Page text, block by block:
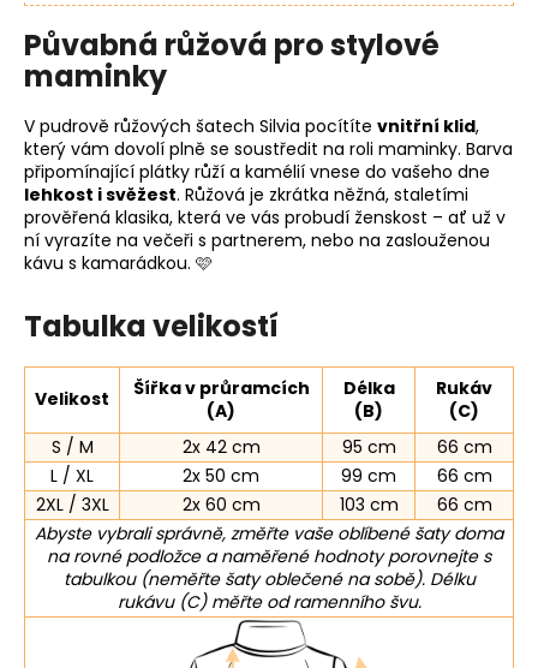
Půvabná růžová pro stylové
maminky
V pudrově růžových šatech Silvia pocítíte vnitřní klid,
který vám dovolí plně se soustředit na roli maminky. Barva
připomínající plátky růží a kamélií vnese do vašeho dne
lehkost i svěžest. Růžová je zkrátka něžná, staletími
prověřená klasika, která ve vás probudí ženskost – ať už v
ní vyrazíte na večeři s partnerem, nebo na zaslouženou
kávu s kamarádkou. 🩷
Tabulka velikostí
Velikost
Šířka v průramcích
(A)
Délka
(B)
Rukáv
(C)
S / M
2x 42 cm 95 cm
66 cm
L / XL
2x 50 cm 99 cm
66 cm
2XL / 3XL
2x 60 cm 103 cm
66 cm
Abyste vybrali správně, změřte vaše oblíbené šaty doma
na rovné podložce a naměřené hodnoty porovnejte s
tabulkou (neměřte šaty oblečené na sobě). Délku
rukávu (C) měřte od ramenního švu.